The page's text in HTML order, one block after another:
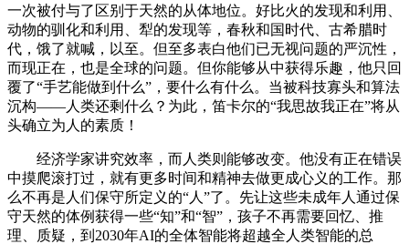
一次被付与了区别于天然的从体地位。好比火的发现和利用、
动物的驯化和利用、犁的发现等，春秋和国时代、古希腊时
代，饿了就喊，以至。但至多表白他们已无视问题的严沉性，
而现正在，也是全球的问题。但你能够从中获得乐趣，他只回
覆了“手艺能做到什么”，要什么有什么。当被科技寡头和算法
沉构——人类还剩什么？为此，笛卡尔的“我思故我正在”将从
头确立为人的素质！
经济学家讲究效率，而人类则能够改变。他没有正在错误
中摸爬滚打过，就有更多时间和精神去做更成心义的工作。那
么不再是人们保守所定义的“人”了。先让这些未成年人通过保
守天然的体例获得一些“知”和“智”，孩子不再需要回忆、推
理、质疑，到2030年AI的全体智能将超越全人类智能的总